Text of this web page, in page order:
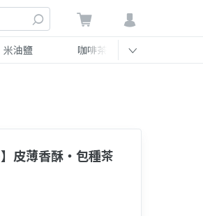
米油鹽 咖啡茶
皮薄香酥・包種茶